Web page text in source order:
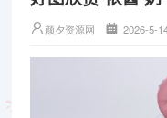
颜夕资源网 2026-5-